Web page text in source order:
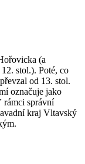
(a
stol.). Poté, co
od 13. stol.
označuje jako
rámci správní
kraj Vltavský